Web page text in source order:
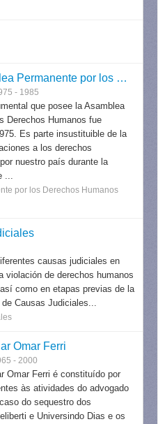
APDH (Asamblea Permanente por los Derechos Humanos)
- 1985
que posee la Asamblea
Derechos Humanos fue
Es parte insustituible de la
a los derechos
nuestro país durante la
...
por los Derechos Humanos
causas judiciales en
violación de derechos humanos
como en etapas previas de la
Causas Judiciales...
Omar Ferri
- 2000
Omar Ferri é constituído por
às atividades do advogado
do sequestro dos
e Universindo Dias e os